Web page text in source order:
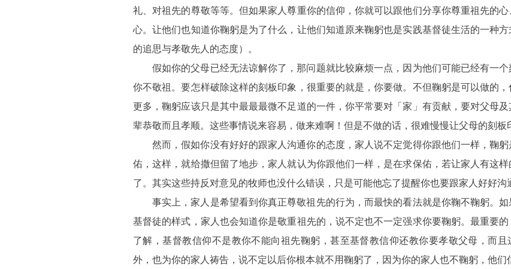
礼、对祖先的尊敬等等。但如果家人尊重你的信仰，你就可以跟他们分享你尊重祖先的
心。让他们也知道你鞠躬是为了什么，让他们知道原来鞠躬也是实践基督徒生活的一种
的追思与孝敬先人的态度）。
假如你的父母已经无法谅解你了，那问题就比较麻烦一点，因为他们可能已经有一
你不敬祖。要怎样破除这样的刻板印象，很重要的就是，你要做。不但鞠躬是可以做的
更多，鞠躬应该只是其中最最最微不足道的一件，你平常要对「家」有贡献，要对父母
辈恭敬而且孝顺。这些事情说来容易，做来难啊！但是不做的话，很难慢慢让父母的刻板
然而，假如你没有好好的跟家人沟通你的态度，家人说不定觉得你跟他们一样，鞠
佑，这样，就给撒但留了地步，家人就认为你跟他们一样，是在求保佑，若让家人有这
了。其实这些持反对意见的牧师也没什么错误，只是可能他忘了提醒你也要跟家人好好沟
事实上，家人是希望看到你真正尊敬祖先的行为，而最快的看法就是你鞠不鞠躬。
基督徒的样式，家人也会知道你是敬重祖先的，说不定也不一定强求你要鞠躬。最重要
了解，基督教信仰不是教你不能向祖先鞠躬，甚至基督教信仰还教你要孝敬父母，而且
外，也为你的家人祷告，说不定以后你根本就不用鞠躬了，因为你的家人也不鞠躬，他们